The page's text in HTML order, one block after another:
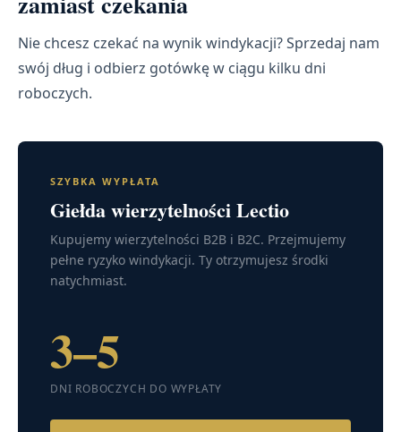
Nie chcesz czekać na wynik windykacji? Sprzedaj nam
swój dług i odbierz gotówkę w ciągu kilku dni
roboczych.
SZYBKA WYPŁATA
Giełda wierzytelności Lectio
Kupujemy wierzytelności B2B i B2C. Przejmujemy
pełne ryzyko windykacji. Ty otrzymujesz środki
natychmiast.
3–5
DNI ROBOCZYCH DO WYPŁATY